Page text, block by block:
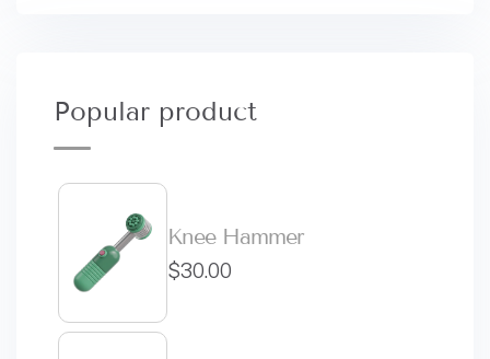
Popular product
Knee Hammer
$30.00